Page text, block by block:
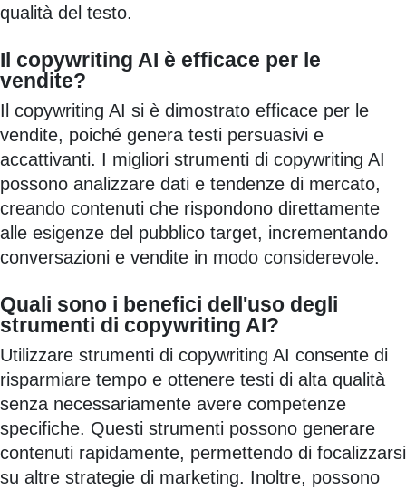
qualità del testo.
Il copywriting AI è efficace per le
vendite?
Il copywriting AI si è dimostrato efficace per le
vendite, poiché genera testi persuasivi e
accattivanti. I migliori strumenti di copywriting AI
possono analizzare dati e tendenze di mercato,
creando contenuti che rispondono direttamente
alle esigenze del pubblico target, incrementando
conversazioni e vendite in modo considerevole.
Quali sono i benefici dell'uso degli
strumenti di copywriting AI?
Utilizzare strumenti di copywriting AI consente di
risparmiare tempo e ottenere testi di alta qualità
senza necessariamente avere competenze
specifiche. Questi strumenti possono generare
contenuti rapidamente, permettendo di focalizzarsi
su altre strategie di marketing. Inoltre, possono